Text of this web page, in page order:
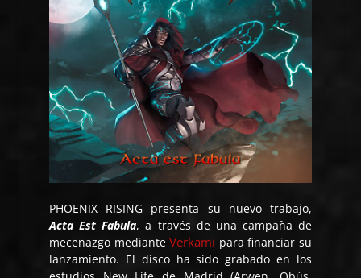
PHOENIX RISING presenta su nuevo trabajo,
Acta Est Fabula, a través de una campaña de
mecenazgo medianteVerkami para financiar su
lanzamiento. El disco ha sido grabado en los